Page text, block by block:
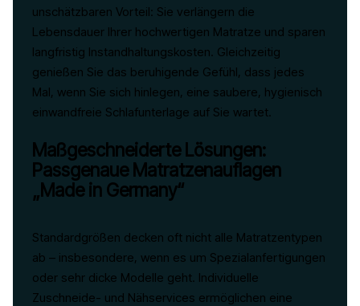
unschätzbaren Vorteil: Sie verlängern die
Lebensdauer Ihrer hochwertigen Matratze und sparen
langfristig Instandhaltungskosten. Gleichzeitig
genießen Sie das beruhigende Gefühl, dass jedes
Mal, wenn Sie sich hinlegen, eine saubere, hygienisch
einwandfreie Schlafunterlage auf Sie wartet.
Maßgeschneiderte Lösungen:
Passgenaue Matratzenauflagen
„Made in Germany“
Standardgrößen decken oft nicht alle Matratzentypen
ab – insbesondere, wenn es um Spezialanfertigungen
oder sehr dicke Modelle geht. Individuelle
Zuschneide- und Nähservices ermöglichen eine